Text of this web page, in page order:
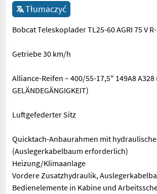
Tłumaczyć
Bobcat Teleskoplader TL25-60 AGRI 75 V
Getriebe 30 km/h
Alliance-Reifen – 400/55-17,5" 149A8 A328
GELÄNDEGÄNGIGKEIT)
Luftgefederter Sitz
Quicktach-Anbaurahmen mit
(Auslegerkabelbaum erforderlich)
Heizung/Klimaanlage
Vordere Zusatzhydraulik,
Bedienelemente in Kabine und